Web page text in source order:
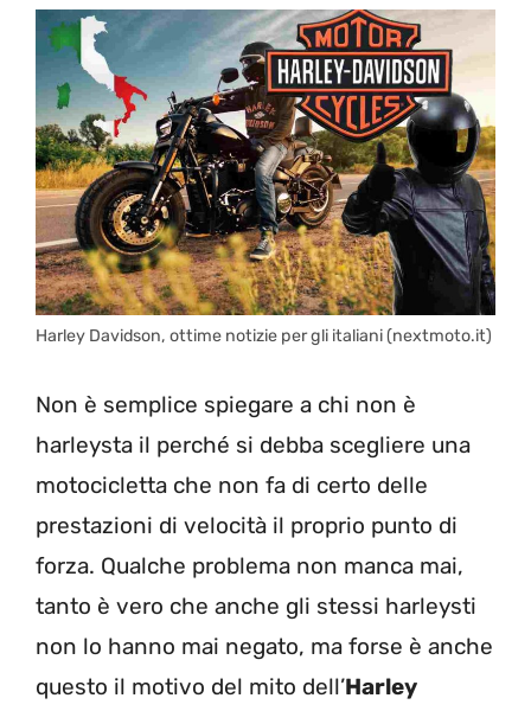
Harley Davidson, ottime notizie per gli italiani (nextmoto.it)
Non è semplice spiegare a chi non è
harleysta il perché si debba scegliere una
motocicletta che non fa di certo delle
prestazioni di velocità il proprio punto di
forza. Qualche problema non manca mai,
tanto è vero che anche gli stessi harleysti
non lo hanno mai negato, ma forse è anche
questo il motivo del mito dell’Harley